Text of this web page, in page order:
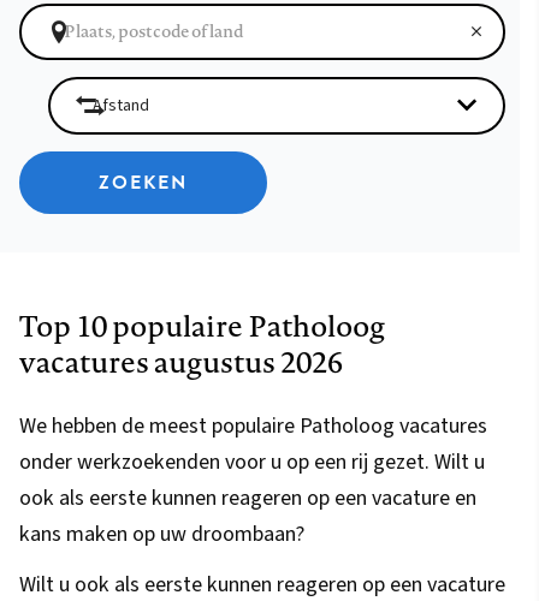
ZOEKEN
Top 10 populaire Patholoog
vacatures augustus 2026
We hebben de meest populaire Patholoog vacatures
onder werkzoekenden voor u op een rij gezet. Wilt u
ook als eerste kunnen reageren op een vacature en
kans maken op uw droombaan?
Wilt u ook als eerste kunnen reageren op een vacature